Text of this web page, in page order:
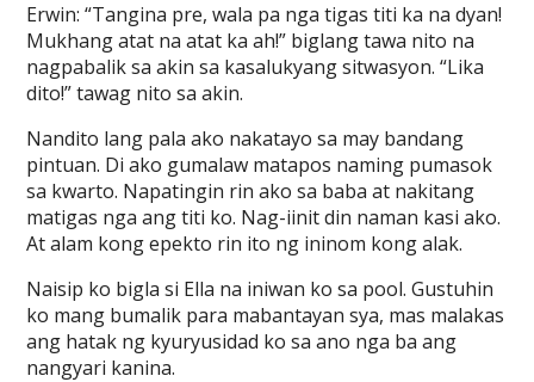
Erwin: “Tangina pre, wala pa nga tigas titi ka na dyan!
Mukhang atat na atat ka ah!” biglang tawa nito na
nagpabalik sa akin sa kasalukyang sitwasyon. “Lika
dito!” tawag nito sa akin.
Nandito lang pala ako nakatayo sa may bandang
pintuan. Di ako gumalaw matapos naming pumasok
sa kwarto. Napatingin rin ako sa baba at nakitang
matigas nga ang titi ko. Nag-iinit din naman kasi ako.
At alam kong epekto rin ito ng ininom kong alak.
Naisip ko bigla si Ella na iniwan ko sa pool. Gustuhin
ko mang bumalik para mabantayan sya, mas malakas
ang hatak ng kyuryusidad ko sa ano nga ba ang
nangyari kanina.